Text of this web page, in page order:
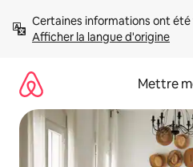
directement
Afficher la langue d'origine
Mettre